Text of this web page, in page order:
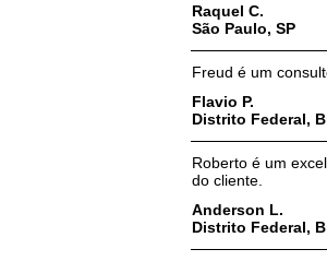
Raquel C.
São Paulo, SP
Freud é um
Flavio P.
Distrito Federal,
Roberto é um
do cliente.
Anderson L.
Distrito Federal,